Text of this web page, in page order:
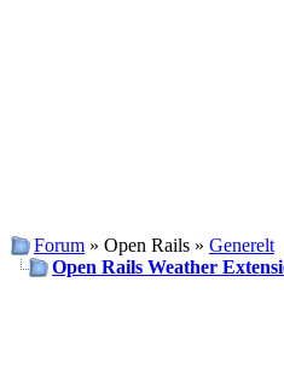
Forum » Open Rails » Generelt
Open Rails Weather